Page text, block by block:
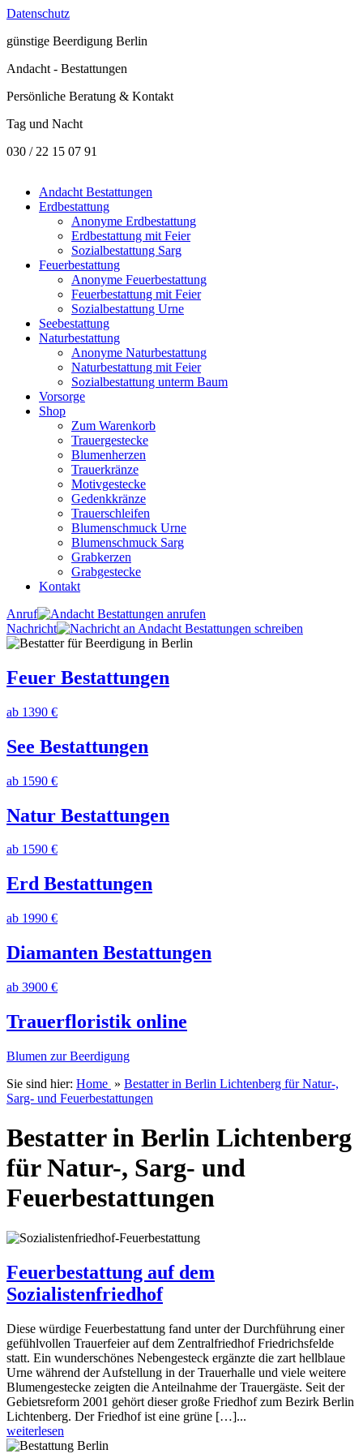
Datenschutz
günstige Beerdigung Berlin
Andacht - Bestattungen
Persönliche Beratung & Kontakt
Tag und Nacht
030 / 22 15 07 91
Andacht Bestattungen
Erdbestattung
Anonyme Erdbestattung
Erdbestattung mit Feier
Sozialbestattung Sarg
Feuerbestattung
Anonyme Feuerbestattung
Feuerbestattung mit Feier
Sozialbestattung Urne
Seebestattung
Naturbestattung
Anonyme Naturbestattung
Naturbestattung mit Feier
Sozialbestattung unterm Baum
Vorsorge
Shop
Zum Warenkorb
Trauergestecke
Blumenherzen
Trauerkränze
Motivgestecke
Gedenkkränze
Trauerschleifen
Blumenschmuck Urne
Blumenschmuck Sarg
Grabkerzen
Grabgestecke
Kontakt
Anruf
Nachricht
Feuer Bestattungen
ab 1390 €
See Bestattungen
ab 1590 €
Natur Bestattungen
ab 1590 €
Erd Bestattungen
ab 1990 €
Diamanten Bestattungen
ab 3900 €
Trauerfloristik online
Blumen zur Beerdigung
Sie sind hier: Home » Bestatter in Berlin Lichtenberg für Natur-,
Sarg- und Feuerbestattungen
Bestatter in Berlin Lichtenberg
für Natur-, Sarg- und
Feuerbestattungen
Feuerbestattung auf dem
Sozialistenfriedhof
Diese würdige Feuerbestattung fand unter der Durchführung einer
gefühlvollen Trauerfeier auf dem Zentralfriedhof Friedrichsfelde
statt. Ein wunderschönes Nebengesteck ergänzte die zart hellblaue
Urne während der Aufstellung in der Trauerhalle und viele weitere
Blumengestecke zeigten die Anteilnahme der Trauergäste. Seit der
Gebietsreform 2001 gehört dieser große Friedhof zum Bezirk Berlin
Lichtenberg. Der Friedhof ist eine grüne […]...
weiterlesen